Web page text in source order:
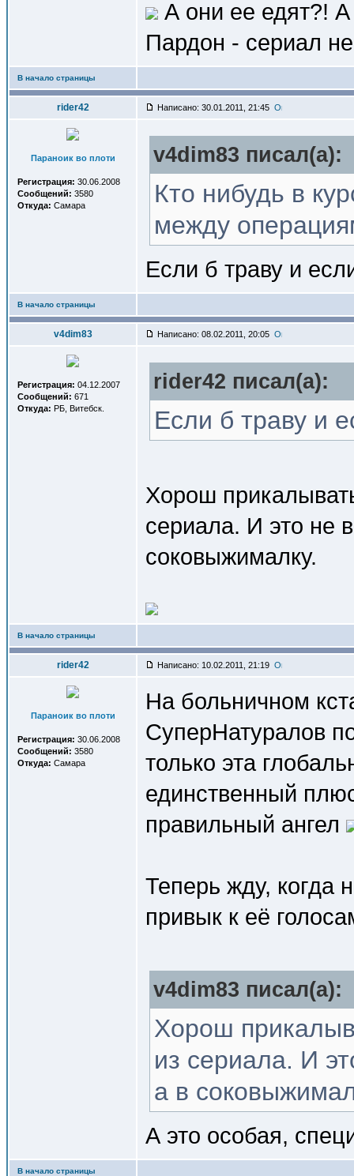
А они ее едят?!
Пардон - сериал
В начало страницы
rider42 Написано: 30.01.2011, 21:45
Параноик во плоти
Регистрация: 30.06.2008
Сообщений: 3580
Откуда: Самара
v4dim83 писал(a):
Кто нибудь в
между
Если б траву и
В начало страницы
v4dim83 Написано: 08.02.2011, 20:05
Регистрация: 04.12.2007
Сообщений: 671
Откуда: РБ, Витебск.
rider42 писал(a):
Если б траву и
Хорош
сериала. И это не
соковыжималку.
В начало страницы
rider42 Написано: 10.02.2011, 21:19
Параноик во плоти
Регистрация: 30.06.2008
Сообщений: 3580
Откуда: Самара
На больничном
СуперНатуралов
только эта
единственный
правильный ангел
Теперь жду, когда
привык к её
v4dim83 писал(a):
Хорош
из сериала. И
а в
А это особая,
В начало страницы